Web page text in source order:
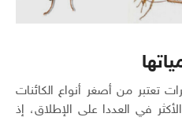
تعتبر من أصغر أنواع الكائنات
في العددا على الإطلاق، إذ